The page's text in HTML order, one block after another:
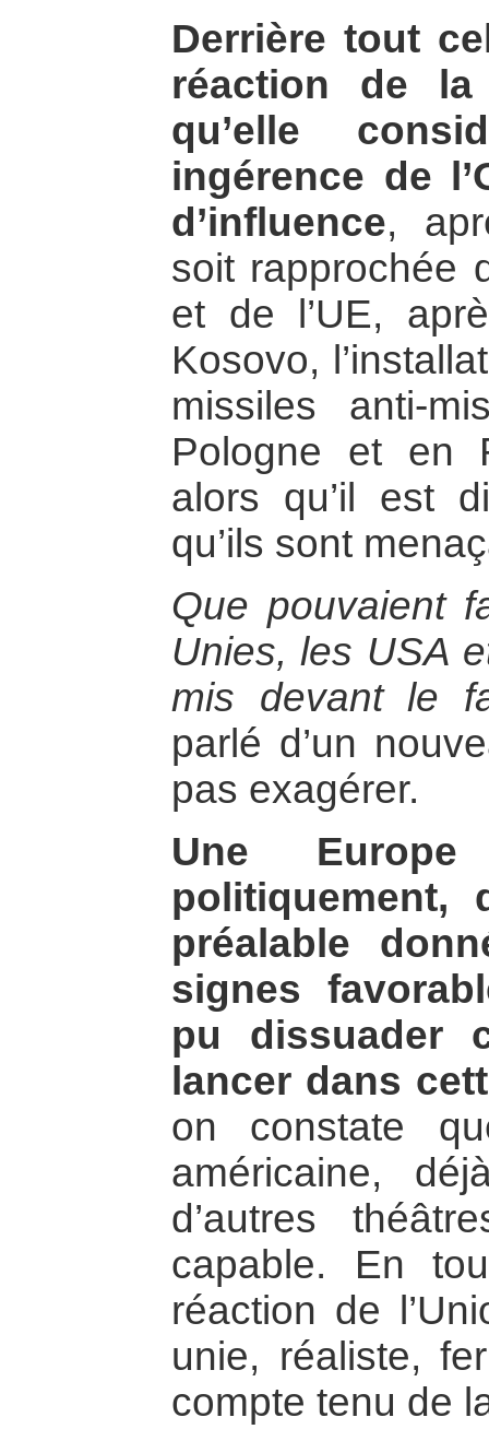
Derrière tout
réaction de
qu’elle
ingérence de
d’influence,
soit rapprochée
et de l’UE,
Kosovo,
missiles anti-
Pologne et en
alors qu’il est
qu’ils sont
Que pouvaient
Unies, les USA
mis devant le
parlé d’un
pas exagérer.
Une
politiquement,
préalable
signes
pu dissuader
lancer dans
on constate
américaine,
d’autres
capable. En
réaction de
unie, réaliste,
compte tenu de